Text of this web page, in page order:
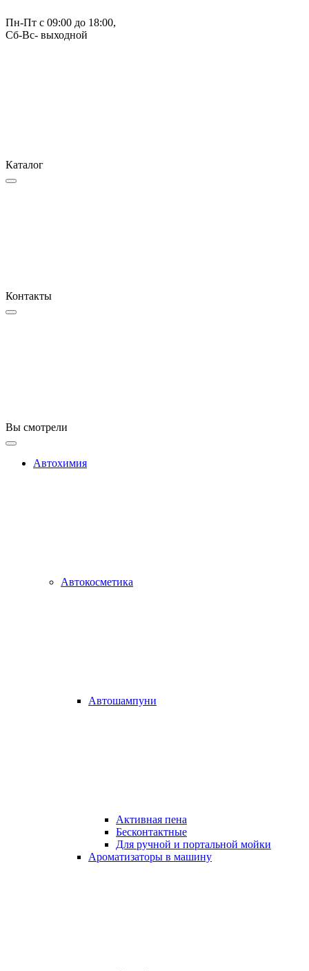
Пн-Пт с 09:00 до 18:00,
Сб-Вс- выходной
Каталог
Контакты
Вы смотрели
Автохимия
Автокосметика
Автошампуни
Активная пена
Бесконтактные
Для ручной и портальной мойки
Ароматизаторы в машину